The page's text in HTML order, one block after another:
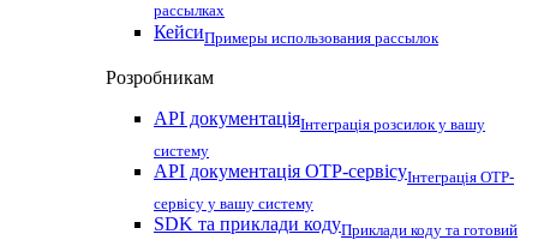
рассылках
КейсиПримеры использования рассылок
Розробникам
API документаціяІнтеграція розсилок у вашу
систему
API документація OTP-сервісуІнтеграція OTP-
сервісу у вашу систему
SDK та приклади кодуПриклади коду та готовий